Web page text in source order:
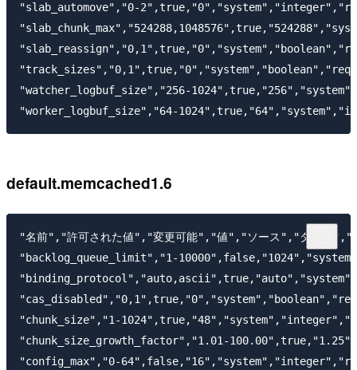
"slab_automove","0-
"watcher_logbuf_size","256-
default.memcached1.6
"名前","許可された値","変更可能","値","ソース","タイプ","
"backlog_queue_limit","1-
"chunk_size","1-
"chunk_size_growth_factor","1.01-
"config_max","0-